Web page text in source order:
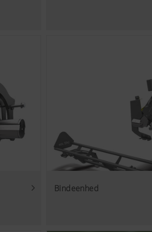
Bindeenhed